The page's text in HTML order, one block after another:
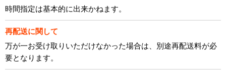
時間指定は基本的に出来かねます。
再配送に関して
万が一お受け取りいただけなかった場合は、別途再配送料が必
要となります。